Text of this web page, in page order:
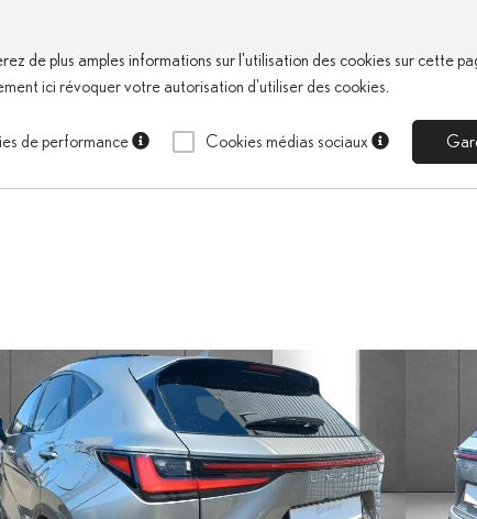
de plus amples informations sur l'utilisation des cookies sur cette
ici révoquer votre autorisation d'utiliser des cookies.
de performance Cookies médias sociaux